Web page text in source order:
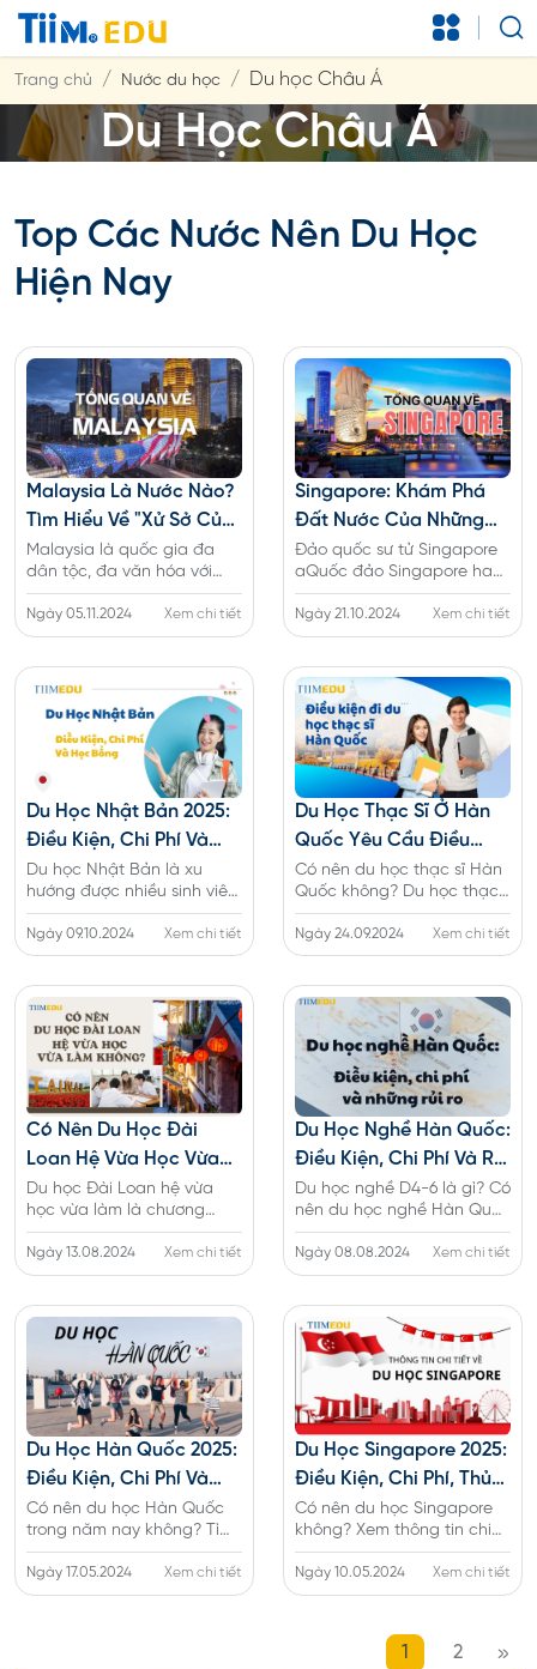
Trang chủ Nước du học Du học Châu Á
Du Học Châu Á
Top Các Nước Nên Du Học
Hiện Nay
Malaysia Là Nước Nào?
Tìm Hiểu Về "xử Sở Của
Dầu Cọ"
Malaysia là quốc gia đa
dân tộc, đa văn hóa với
nền kinh tế, giáo dục phát
triển cực kì mạnh mẽ từ
những năm 1970. Tìm hiểu
Ngày 05.11.2024 Xem chi tiết
Singapore: Khám Phá
Đất Nước Của Những
Chú Sư Tử
Đảo quốc sư tử Singapore
aQuốc đảo Singapore hay
còn gọi là đất nước của
những chú sư tử là một
thành bang chỉ mới độc
dẫn đầu Đông Nam Á về
kinh tế. Tìm hiểu ngay!
Ngày 21.10.2024 Xem chi tiết
Du Học Nhật Bản 2025:
Điều Kiện, Chi Phí Và
Học Bổng
Du học Nhật Bản là xu
hướng được nhiều sinh viên
lựa chọn hiện nay. Vậy đi
du học Nhật Bản có tốt
không? Tìm hiểu về điều
Ngày 09.10.2024 Xem chi tiết
Du Học Thạc Sĩ Ở Hàn
Quốc Yêu Cầu Điều
Kiện Và Chi Phí Như Thế
Nào?
Có nên du học thạc sĩ Hàn
Quốc không? Du học thạc
sĩ Hàn Quốc visa D2-3 là cơ
hội tốt dành cho các bạn
sinh viên có nguyện vọng
Ngày 24.09.2024 Xem chi tiết
Có Nên Du Học Đài
Loan Hệ Vừa Học Vừa
Làm Không?
Du học Đài Loan hệ vừa
học vừa làm là chương
trình cho phép du học sinh
học tập và làm việc song
song với nhau. Vậy du học
không?
Ngày 13.08.2024 Xem chi tiết
Du Học Nghề Hàn Quốc:
Điều Kiện, Chi Phí Và Rủi
Ro
Du học nghề D4-6 là gì? Có
nên du học nghề Hàn Quốc
không? Hướng dẫn quy
trình, hồ sơ xin du học nghề
Hàn Quốc năm 2025 cho
Ngày 08.08.2024 Xem chi tiết
Du Học Hàn Quốc 2025:
Điều Kiện, Chi Phí Và
Thủ Tục Visa
Có nên du học Hàn Quốc
trong năm nay không? Tìm
hiểu về thông tin điều kiện,
chi phí, hồ sơ và thủ tục xin
visa đi Hàn mới nhất 2025
Ngày 17.05.2024 Xem chi tiết
Du Học Singapore 2025:
Điều Kiện, Chi Phí, Thủ
Tục
Có nên du học Singapore
không? Xem thông tin chi
tiết về hồ sơ, thủ tục, visa,
điều kiện, học bổng và mức
chi phí đi Singapore mới
Ngày 10.05.2024 Xem chi tiết
1 2